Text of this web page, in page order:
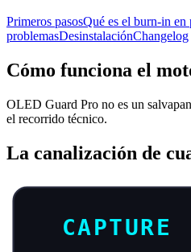
Primeros pasosQué es el burn-in
problemasDesinstalaciónChangelog
Cómo funciona el
OLED Guard Pro no es un
el recorrido técnico.
La canalización de
CAPTURE